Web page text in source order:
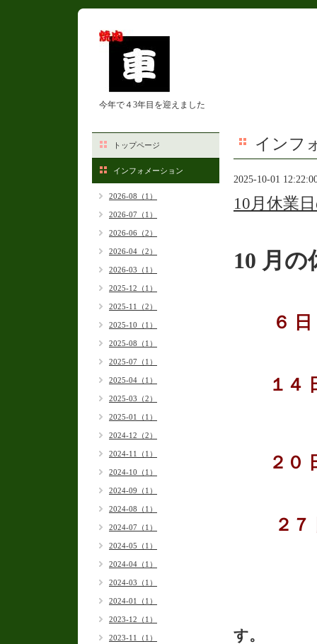
今年で４3年目を迎えました
インフ
2025-10-01
10月休業
10 月の
６
１４
２０ 日
２
す。
トップページ
インフォメーション
2026-08（1）
2026-07（1）
2026-06（2）
2026-04（2）
2026-03（1）
2025-12（1）
2025-11（2）
2025-10（1）
2025-08（1）
2025-07（1）
2025-04（1）
2025-03（2）
2025-01（1）
2024-12（2）
2024-11（1）
2024-10（1）
2024-09（1）
2024-08（1）
2024-07（1）
2024-05（1）
2024-04（1）
2024-03（1）
2024-01（1）
2023-12（1）
2023-11（1）